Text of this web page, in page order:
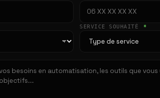
SERVICE SOUHAITÉ *